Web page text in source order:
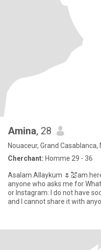
Amina, 28
Nouaceur, Grand Casablanca,
Cherchant: Homme 29 - 36
Asalam Allaykum 🌷💒am here looking for a sincere life For
anyone who asks me for
or Instagram: I do not have
and I cannot share it with